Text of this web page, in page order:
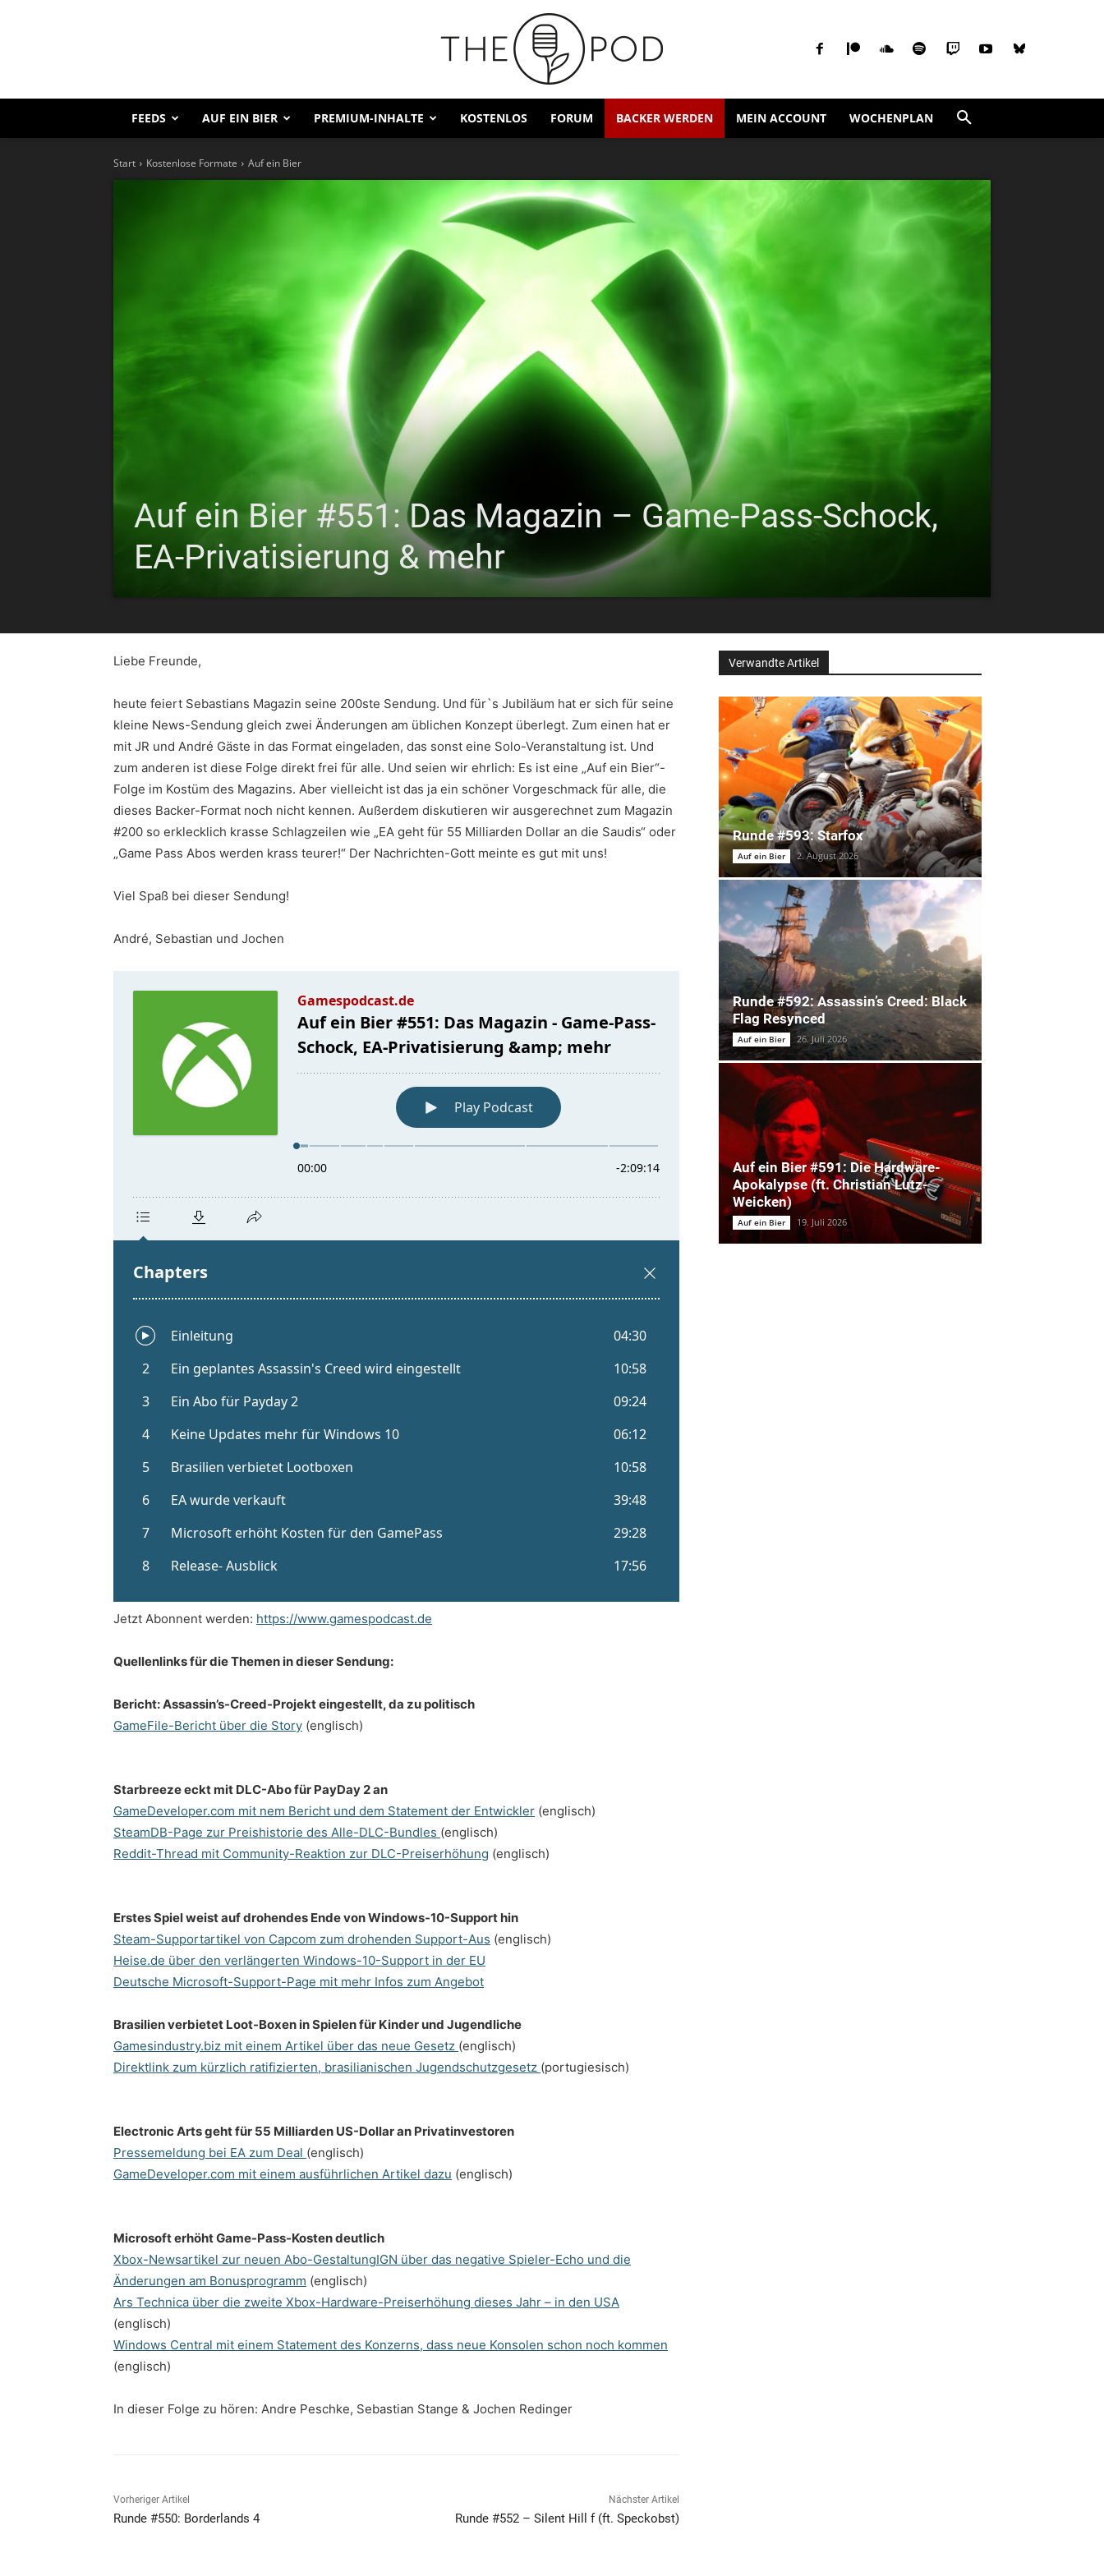
FEEDS AUF EIN BIER PREMIUM-INHALTE KOSTENLOS FORUM BACKER WERDEN MEIN ACCOUNT WOCHENPLAN
Start Kostenlose Formate Auf ein Bier
Auf ein Bier #551: Das Magazin – Game-Pass-Schock,
EA-Privatisierung & mehr
Liebe Freunde,
heute feiert Sebastians Magazin seine 200ste Sendung. Und für`s Jubiläum hat er sich für seine
kleine News-Sendung gleich zwei Änderungen am üblichen Konzept überlegt. Zum einen hat er
mit JR und André Gäste in das Format eingeladen, das sonst eine Solo-Veranstaltung ist. Und
zum anderen ist diese Folge direkt frei für alle. Und seien wir ehrlich: Es ist eine „Auf ein Bier“-
Folge im Kostüm des Magazins. Aber vielleicht ist das ja ein schöner Vorgeschmack für alle, die
dieses Backer-Format noch nicht kennen. Außerdem diskutieren wir ausgerechnet zum Magazin
#200 so erklecklich krasse Schlagzeilen wie „EA geht für 55 Milliarden Dollar an die Saudis“ oder
„Game Pass Abos werden krass teurer!“ Der Nachrichten-Gott meinte es gut mit uns!
Viel Spaß bei dieser Sendung!
André, Sebastian und Jochen
Jetzt Abonnent werden: https://www.gamespodcast.de
Quellenlinks für die Themen in dieser Sendung:
Bericht: Assassin’s-Creed-Projekt eingestellt, da zu politisch
GameFile-Bericht über die Story (englisch)
Starbreeze eckt mit DLC-Abo für PayDay 2 an
GameDeveloper.com mit nem Bericht und dem Statement der Entwickler (englisch)
SteamDB-Page zur Preishistorie des Alle-DLC-Bundles (englisch)
Reddit-Thread mit Community-Reaktion zur DLC-Preiserhöhung (englisch)
Erstes Spiel weist auf drohendes Ende von Windows-10-Support hin
Steam-Supportartikel von Capcom zum drohenden Support-Aus (englisch)
Heise.de über den verlängerten Windows-10-Support in der EU
Deutsche Microsoft-Support-Page mit mehr Infos zum Angebot
Brasilien verbietet Loot-Boxen in Spielen für Kinder und Jugendliche
Gamesindustry.biz mit einem Artikel über das neue Gesetz (englisch)
Direktlink zum kürzlich ratifizierten, brasilianischen Jugendschutzgesetz (portugiesisch)
Electronic Arts geht für 55 Milliarden US-Dollar an Privatinvestoren
Pressemeldung bei EA zum Deal (englisch)
GameDeveloper.com mit einem ausführlichen Artikel dazu (englisch)
Microsoft erhöht Game-Pass-Kosten deutlich
Xbox-Newsartikel zur neuen Abo-GestaltungIGN über das negative Spieler-Echo und die
Änderungen am Bonusprogramm (englisch)
Ars Technica über die zweite Xbox-Hardware-Preiserhöhung dieses Jahr – in den USA
(englisch)
Windows Central mit einem Statement des Konzerns, dass neue Konsolen schon noch kommen
(englisch)
In dieser Folge zu hören: Andre Peschke, Sebastian Stange & Jochen Redinger
Vorheriger Artikel
Runde #550: Borderlands 4
Nächster Artikel
Runde #552 – Silent Hill f (ft. Speckobst)
Verwandte Artikel
Runde #593: Starfox
Auf ein Bier 2. August 2026
Runde #592: Assassin’s Creed: Black
Flag Resynced
Auf ein Bier 26. Juli 2026
Auf ein Bier #591: Die Hardware-
Apokalypse (ft. Christian Lutz-
Weicken)
Auf ein Bier 19. Juli 2026